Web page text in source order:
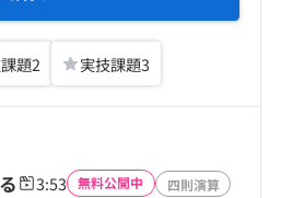
題2 実技課題3
3:53 無料公開中 四則演算